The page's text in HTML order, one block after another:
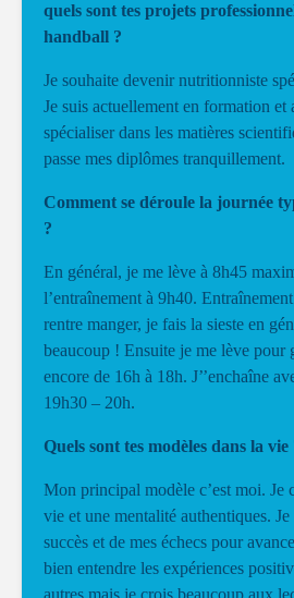
quels sont tes projets
handball ?
Je souhaite devenir nutritionniste
Je suis actuellement en formation et
spécialiser dans les matières
passe mes diplômes tranquillement.
Comment se déroule la journée
?
En général, je me lève à 8h45
l’entraînement à 9h40.
rentre manger, je fais la sieste en
beaucoup ! Ensuite je me lève pour
encore de 16h à 18h. J’’enchaîne
19h30 – 20h.
Quels sont tes modèles dans la vie
Mon principal modèle c’est moi. Je
vie et une mentalité authentiques. Je
succès et de mes échecs pour
bien entendre les expériences